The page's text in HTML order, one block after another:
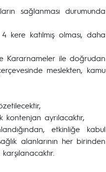
sağlanması durumunda
kere katılmış olması, daha
Kararnameler ile doğrudan
meslekten, kamu
kontenjan ayrılacaktır,
etkinliğe kabul
alanlarının her birinden